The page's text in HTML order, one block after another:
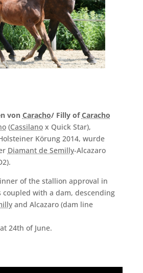
von Caracho/ Filly ofCaracho
(Cassilanox Quick Star),
Körung 2014, wurde
Diamant de Semilly-Alcazaro
of the stallion approval in
coupled with a dam, descending
and Alcazaro (dam line
24th of June.